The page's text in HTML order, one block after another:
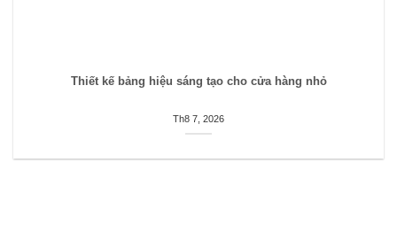
Thiết kế bảng hiệu sáng tạo cho cửa hàng nhỏ
Th8 7, 2026